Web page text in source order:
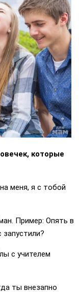
которые
меня, я с тобой
Пример: Опять в
с учителем
ты внезапно